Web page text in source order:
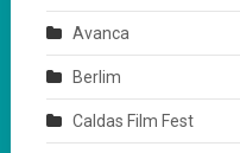
Avanca
Berlim
Caldas Film Fest